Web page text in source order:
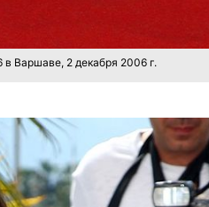
Варшаве, 2 декабря 2006 г.